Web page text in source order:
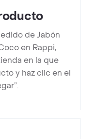
de Jabón
en Rappi,
en la que
y haz clic en el